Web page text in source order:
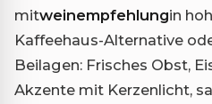
mitweinempfehlungin
Kaffeehaus-Alternative
Beilagen: Frisches Obst,
Akzente mit Kerzenlicht,